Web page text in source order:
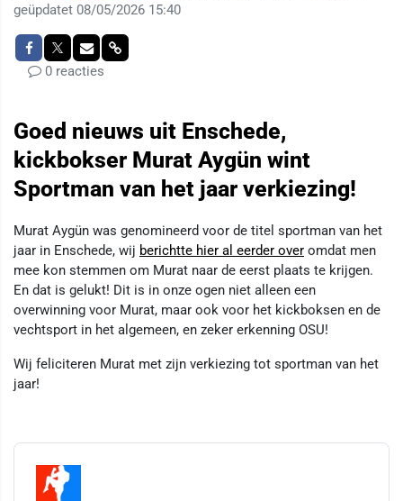
geüpdatet 08/05/2026 15:40
0 reacties
Goed nieuws uit Enschede,
kickbokser Murat Aygün wint
Sportman van het jaar verkiezing!
Murat Aygün was genomineerd voor de titel sportman van het
jaar in Enschede, wij berichtte hier al eerder over omdat men
mee kon stemmen om Murat naar de eerst plaats te krijgen.
En dat is gelukt! Dit is in onze ogen niet alleen een
overwinning voor Murat, maar ook voor het kickboksen en de
vechtsport in het algemeen, en zeker erkenning OSU!
Wij feliciteren Murat met zijn verkiezing tot sportman van het
jaar!